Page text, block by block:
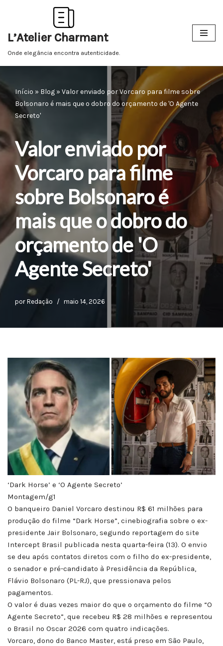
para
o
L’Atelier Charmant
Onde elegância encontra autenticidade.
Início » Blog » Valor enviado por Vorcaro para filme sobre
Bolsonaro é mais que o dobro do orçamento de 'O Agente
Secreto'
Valor enviado por
Vorcaro para filme
sobre Bolsonaro é
mais que o dobro do
orçamento de 'O
Agente Secreto'
por Redação maio 14, 2026
‘Dark Horse’ e ‘O Agente Secreto’
Montagem/g1
O banqueiro Daniel Vorcaro destinou R$ 61 milhões para
produção do filme “Dark Horse”, cinebiografia sobre o ex-
presidente Jair Bolsonaro, segundo reportagem do site
Intercept Brasil publicada nesta quarta-feira (13). O envio
se deu após contatos diretos com o filho do ex-presidente,
o senador e pré-candidato à Presidência da República,
Flávio Bolsonaro (PL-RJ), que pressionava pelos
pagamentos.
O valor é duas vezes maior do que o orçamento do filme “O
Agente Secreto”, que recebeu R$ 28 milhões e representou
o Brasil no Oscar 2026 com quatro indicações.
Vorcaro, dono do Banco Master, está preso em São Paulo,